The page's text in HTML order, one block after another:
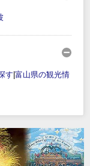
す 富山県の観光情